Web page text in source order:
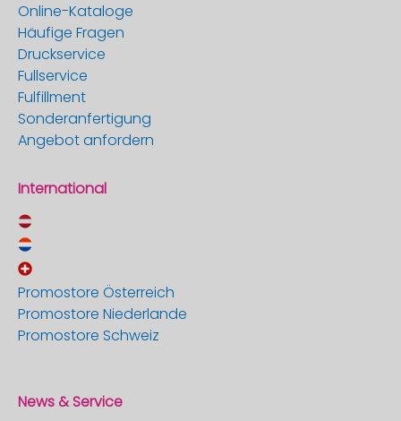
Online-Kataloge
Häufige Fragen
Druckservice
Fullservice
Fulfillment
Sonderanfertigung
Angebot anfordern
International
Promostore Österreich
Promostore Niederlande
Promostore Schweiz
News & Service